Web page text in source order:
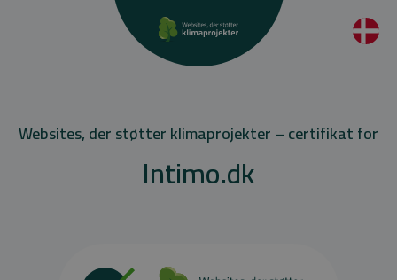
Websites, der støtter klimaprojekter – certifikat for
Intimo.dk